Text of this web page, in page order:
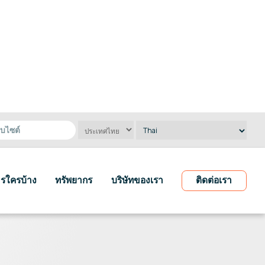
Powered by
ใครบ้าง
ทรัพยากร บริษัทของเรา ติดต่อเรา